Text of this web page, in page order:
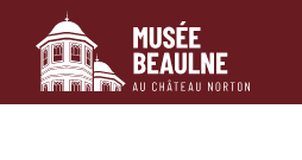
Passer au contenu